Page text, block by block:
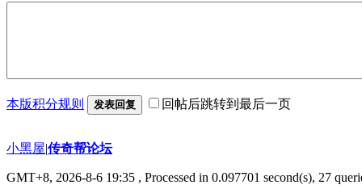
本版积分规则 发表回复 回帖后跳转到最后一页
小黑屋|传奇帮论坛
GMT+8, 2026-8-6 19:35 , Processed in 0.097701 second(s), 27